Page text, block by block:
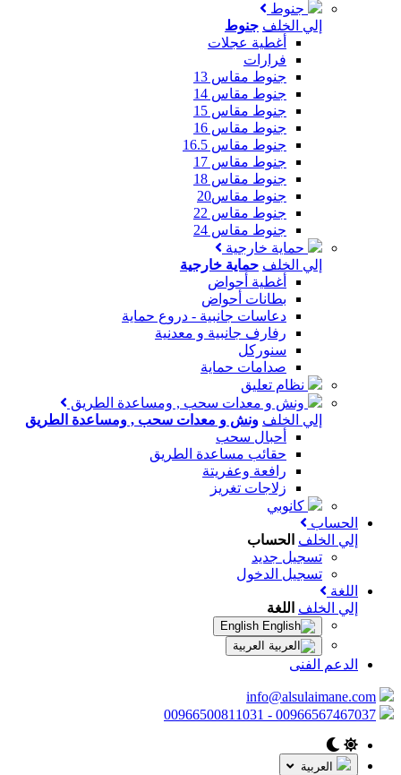
جنوط
إلي الخلف جنوط
أغطية عجلات
فرارات
جنوط مقاس 13
جنوط مقاس 14
جنوط مقاس 15
جنوط مقاس 16
جنوط مقاس 16.5
جنوط مقاس 17
جنوط مقاس 18
جنوط مقاس20
جنوط مقاس 22
جنوط مقاس 24
حماية خارجية
إلي الخلف حماية خارجية
أغطية أحواض
بطانات أحواض
دعاسات جانبية - دروع حماية
رفارف جانبية و معدنية
سنوركل
صدامات حماية
نظام تعليق
ونش و معدات سحب , ومساعدة الطريق
إلي الخلف ونش و معدات سحب , ومساعدة الطريق
أحبال سحب
حقائب مساعدة الطريق
رافعة وعفريتة
زلاجات تغريز
كانوبي
الحساب
إلي الخلف الحساب
تسجيل جديد
تسجيل الدخول
اللغة
إلي الخلف اللغة
العربية
الدعم الفنى
info@alsulaimane.com
00966567467037 - 00966500811031
العربية